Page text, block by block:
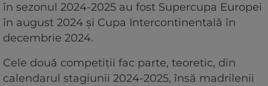
în sezonul 2024-2025 au fost Supercupa Europei
în august 2024 și Cupa Intercontinentală în
decembrie 2024.
Cele două competiții fac parte, teoretic, din
calendarul stagiunii 2024-2025, însă madrilenii